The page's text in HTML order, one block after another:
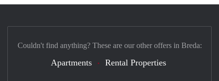
Couldn't find anything? These are our other offers in Breda:
Apartments Rental Properties